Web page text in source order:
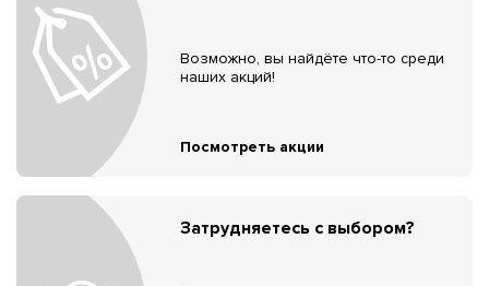
Возможно, вы найдёте что-то среди
наших акций!
Посмотреть акции
Затрудняетесь с выбором?